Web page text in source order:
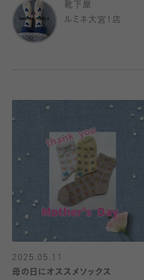
靴下屋
ルミネ大宮1店
2025.05.11
母の日にオススメソックス